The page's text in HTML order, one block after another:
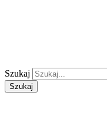
Szukaj
Szukaj